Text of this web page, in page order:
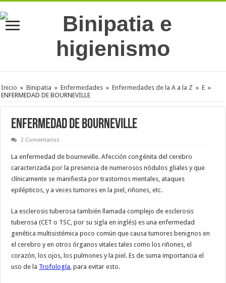
Inicio » Binipatia » Enfermedades » Enfermedades de la A a la Z » E »
ENFERMEDAD DE BOURNEVILLE
ENFERMEDAD DE BOURNEVILLE
2 Comentarios
La enfermedad de bourneville. Afección congénita del cerebro
caracterizada por la presencia de numerosos nódulos gliales y que
clínicamente se manifiesta por trastornos mentales, ataques
epilépticos, y a veces tumores en la piel, riñones, etc.
La esclerosis tuberosa también llamada complejo de esclerosis
tuberosa (CET o TSC, por su sigla en inglés) es una enfermedad
genética multisistémica poco común que causa tumores benignos en
el cerebro y en otros órganos vitales tales como los riñones, el
corazón, los ojos, los pulmones y la piel. Es de suma importancia el
uso de la Trofología , para evitar esto.